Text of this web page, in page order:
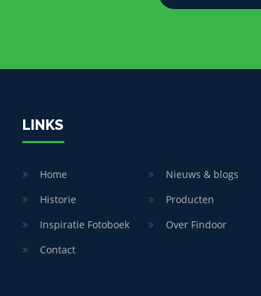
LINKS
Home
Nieuws & blogs
Historie
Producten
Inspiratie Fotoboek
Over Findoor
Contact